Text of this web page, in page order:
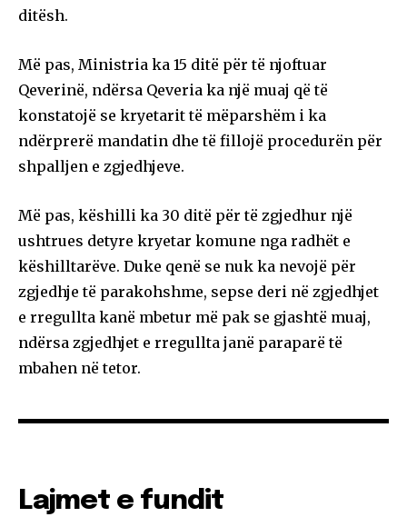
ditësh.
Më pas, Ministria ka 15 ditë për të njoftuar
Qeverinë, ndërsa Qeveria ka një muaj që të
konstatojë se kryetarit të mëparshëm i ka
ndërprerë mandatin dhe të fillojë procedurën për
shpalljen e zgjedhjeve.
Më pas, këshilli ka 30 ditë për të zgjedhur një
ushtrues detyre kryetar komune nga radhët e
këshilltarëve. Duke qenë se nuk ka nevojë për
zgjedhje të parakohshme, sepse deri në zgjedhjet
e rregullta kanë mbetur më pak se gjashtë muaj,
ndërsa zgjedhjet e rregullta janë paraparë të
mbahen në tetor.
Lajmet e fundit